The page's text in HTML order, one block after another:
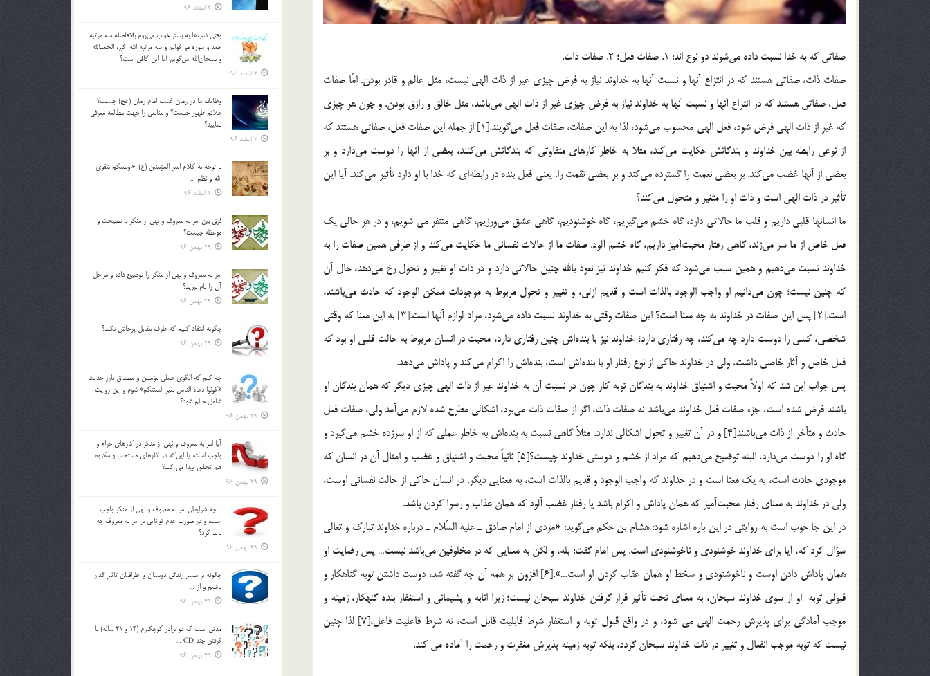
صفاتي كه به خدا نسبت داده مي‌شوند دو نوع اند: 1. صفات فعل؛ 2. صفات ذات.
صفات ذات، صفاتي هستند كه در انتزاع آنها و نسبت آنها به خداوند نياز به فرض چيزي غير از ذات الهي نيست، مثل عالم و قادر بودن. امّا صفات
فعل، صفاتي هستند كه در انتزاع آنها و نسبت آنها به خداوند نياز به فرض چيزي غير از ذات الهي مي‌باشد، مثل خالق و رازق بودن. و چون هر چيزي
كه غير از ذات الهي فرض شود، فعل الهي محسوب مي‌شود، لذا به اين صفات، صفات فعل مي‌گويند.[1] از جمله اين صفات فعل، صفاتي هستند كه
از نوعي رابطه بين خداوند و بندگانش حكايت مي‌كند، مثلا به خاطر كارهاي متفاوتي كه بندگانش مي‌كنند، بعضي از آنها را دوست مي‌دارد و بر
بعضي از آنها غضب مي‌كند. بر بعضي نعمت را گسترده مي‌كند و بر بعضي نقمت را. يعني فعل بنده در رابطه‌اي كه خدا با او دارد تأثير مي‌كند. آيا اين
تأثير در ذات الهي است و ذات او را متغير و متحول مي‌كند؟
ما انسانها قلبي داريم و قلب ما حالاتي دارد، گاه خشم مي‌گيريم، گاه خوشنوديم، گاهي عشق مي‌ورزيم، گاهي متنفر مي شويم، و در هر حالي يك
فعل خاص از ما سر مي‌زند، گاهي رفتار محبت‌آميز داريم، گاه خشم آلود. صفات ما از حالات نفساني ما حكايت مي‌كند و از طرفي همين صفات را به
خداوند نسبت مي‌دهيم و همين سبب مي‌شود كه فكر كنيم خداوند نيز نعوذ بالله چنين حالاتي دارد و در ذات او تغيير و تحول رخ مي‌دهد، حال آن
كه چنين نيست؛ چون مي‌دانيم او واجب الوجود بالذات است و قديم ازلي، و تغيير و تحول مربوط به موجودات ممكن الوجود كه حادث مي‌باشند،
است.[2] پس اين صفات در خداوند به چه معنا است؟ اين صفات وقتي به خداوند نسبت داده مي‌شود، مراد لوازم آنها است.[3] به اين معنا كه وقتي
شخصي، كسي را دوست دارد چه مي‌كند، چه رفتاري دارد؛ خداوند نيز با بنده‌اش چنين رفتاري دارد، محبت در انسان مربوط به حالت قلبي او بود كه
فعل خاص و آثار خاصي داشت، ولي در خداوند حاكي از نوع رفتار او با بنده‌اش است، بنده‌اش را اكرام مي‌كند و پاداش مي‌دهد.
پس جواب اين شد كه اولاً محبت و اشتياق خداوند به بندگان توبه كار چون در نسبت آن به خداوند غير از ذات الهي چيزي ديگر كه همان بندگان او
باشند فرض شده است، جزء صفات فعل خداوند مي‌باشد نه صفات ذات، اگر از صفات ذات مي‌بود، اشكالي مطرح شده لازم مي‌آمد ولي، صفات فعل
حادث و متأخر از ذات مي‌باشند[4] و در آن تغيير و تحول اشكالي ندارد. مثلاً گاهي نسبت به بنده‌اش به خاطر عملي كه از او سرزده خشم مي‌گيرد و
گاه او را دوست مي‌دارد، البته توضيح مي‌دهيم كه مراد از خشم و دوستي خداوند چيست؟[5] ثانياً محبت و اشتياق و غضب و امثال آن در انسان كه
موجودي حادث است، به يك معنا است و در خداوند كه واجب الوجود و قديم بالذات است، به معنايي ديگر. در انسان حاكي از حالت نفساني اوست،
ولي در خداوند به معناي رفتار محبت‌آميز كه همان پاداش و اكرام باشد يا رفتار غضب آلود كه همان عذاب و رسوا كردن باشد.
در اين جا خوب است به روايتي در اين باره اشاره شود: هشام بن حكم مي‌گويد: «مردي از امام صادق ـ عليه السّلام ـ درباره خداوند تبارك و تعالي
سؤال كرد كه، آيا براي خداوند خوشنودي و ناخوشنودي است. پس امام گفت: بله، و لكن به معنايي كه در مخلوقين مي‌باشد نيست… پس رضايت او
همان پاداش دادن اوست و ناخوشنودي و سخط او همان عقاب كردن او است…».[6] افزون بر همه آن چه گفته شد، دوست داشتن توبه گناهکار و
قبولي توبه او از سوي خداوند سبحان، به معناي تحت تأثير قرار گرفتن خداوند سبحان نيست؛ زيرا انابه و پشيماني و استغفار بنده گنهکار، زمينه و
موجب آمادگي براي پذيرش رحمت الهي مي شود، و در واقع قبول توبه و استغفار شرط قابليت قابل است، نه شرط فاعليت فاعل،[7] لذا چنين
نيست که توبه موجب انفعال و تغيير در ذات خداوند سبحان گردد، بلکه توبه زمينه پذيرش مغفرت و رحمت را آماده مي کند.
2 اسفند 96
وقتي شب‌ها به بستر خواب مي‌روم بلافاصله سه مرتبه
حمد و سوره مي‌خوانم و سه مرتبه الله اكبر، الحمدالله
و سبحان‌الله مي‌گويم آيا اين كافي است؟
2 اسفند 96
وظايف ما در زمان غيبت امام زمان (عج) چيست؟
علائم ظهور چيست؟ و منابعي را جهت مطالعه معرفي
نماييد؟
2 اسفند 96
با توجه به كلام امير المؤمنين (ع): «اوصيكم بتقوي
الله و نظم …
2 اسفند 96
فرق بين امر به معروف و نهي از منكر با نصيحت و
موعظه چيست؟
29 بهمن 96
امر به معروف و نهي از منكر را توضيح داده و مراحل
آن را نام ببريد؟
29 بهمن 96
چگونه انتقاد كنيم كه طرف مقابل پرخاش نكند؟
29 بهمن 96
چه كنم كه الگوي عملي مؤمنين و مصداق بارز حديث
«كونوا دعاة الناس بغير السنتكم» شوم و اين روايت
شامل حالم شود؟
29 بهمن 96
آيا امر به معروف و نهي از منكر در كارهاي حرام و
واجب است، يا اين‌كه در كارهاي مستحب و مكروه
هم تحقق پيدا مي كند؟
29 بهمن 96
با چه شرايطي امر به معروف و نهي از منکر واجب
است، و در صورت عدم توانايي بر امر به معروف چه
بايد کرد؟
29 بهمن 96
چگونه بر مسير زندگي دوستان و اطرافيان تاثير گذار
باشيم و از …
29 بهمن 96
مدتي است كه دو برادر كوچكترم (14 و 21 ساله) با
گرفتن چند CD …
29 بهمن 96